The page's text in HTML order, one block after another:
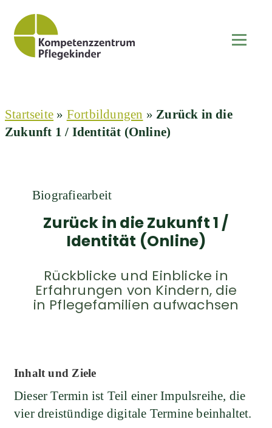
Startseite » Fortbildungen » Zurück in die
Zukunft 1 / Identität (Online)
Biografiearbeit
Zurück in die Zukunft 1 /
Identität (Online)
Rückblicke und Einblicke in
Erfahrungen von Kindern, die
in Pflegefamilien aufwachsen
Inhalt und Ziele
Dieser Termin ist Teil einer Impulsreihe, die
vier dreistündige digitale Termine beinhaltet.